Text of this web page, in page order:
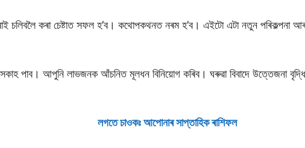
চলিবলৈ কৰা চেষ্টাত সফল হ’ব। কথোপকথনত নৰম হ’ব। এইটো এটা নতুন
পাব। আপুনি লাভজনক আঁচনিত মূলধন বিনিয়োগ কৰিব। ঘৰুৱা বিবাদে উত্তেজনা বৃদ্ধি
লগতে চাওকঃ আপােনাৰ সাপ্তাহিক ৰাশিফল